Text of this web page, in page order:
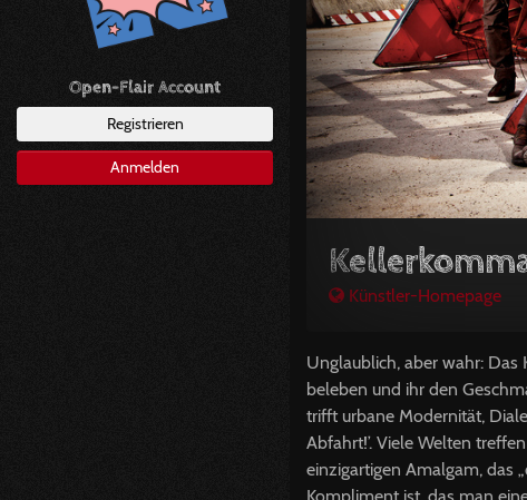
Open-Flair Account
Registrieren
Anmelden
Künstler-Homepage
Unglaublich, aber wahr:
beleben und ihr den
trifft urbane Modernität,
Abfahrt!’. Viele Welten
einzigartigen Amalgam, das